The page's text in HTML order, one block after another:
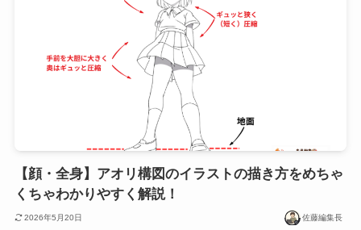
【顔・全身】アオリ構図のイラストの描き方をめちゃ
くちゃわかりやすく解説！
2026年5月20日 佐藤編集長